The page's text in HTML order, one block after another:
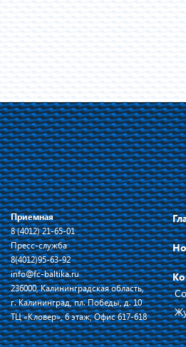
Приемная
8 (4012) 21-65-01
Пресс-служба
8(4012)95-63-92
info@fc-baltika.ru
236000, Калининградская область,
г. Калининград, пл. Победы, д. 10
ТЦ «Кловер», 6 этаж, Офис 617-618